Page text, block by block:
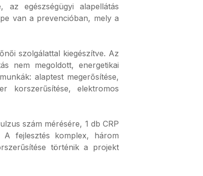
az egészségügyi alapellátás
van a prevencióban, mely a
szolgálattal kiegészítve. Az
nem megoldott, energetikai
alaptest megerősítése,
korszerűsítése, elektromos
szám mérésére, 1 db CRP
fejlesztés komplex, három
történik a projekt